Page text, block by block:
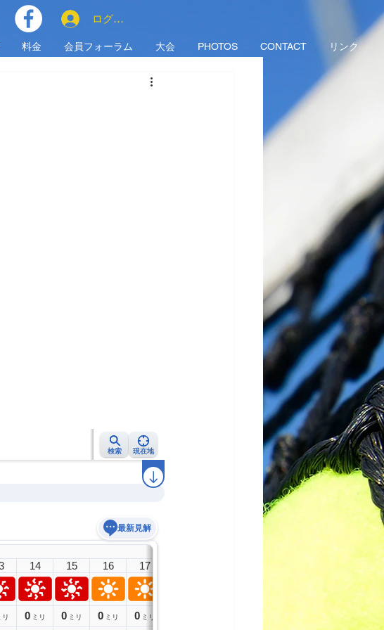
料金 会員フォーラム 大会 PHOTOS CONTACT リンク
ログイン